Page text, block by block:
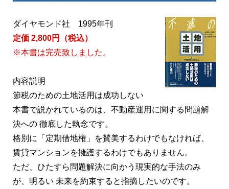
ダイヤモンド社 1995年刊
定価 2,800円（税込）
※本書は完売致しました。
内容説明
節税のための土地活用は成功しない
本書で説かれているのは、不動産運用に関する問題解
決への 徹底した執念です。
格別に「定期借地権」を賛美するわけでもなければ、
賃貸マンションを擁護するわけでもありません。
ただ、ひたすら問題解決に向かう現実的な手法のみ
が、明るい 未来を約束すると指摘したいのです。